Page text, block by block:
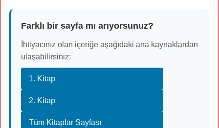
Farklı bir sayfa mı arıyorsunuz?
İhtiyacınız olan içeriğe aşağıdaki ana kaynaklardan
ulaşabilirsiniz:
1. Kitap
2. Kitap
Tüm Kitaplar Sayfası